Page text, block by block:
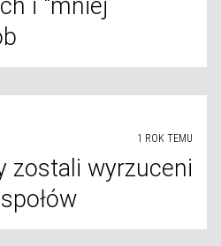
i "mniej
1 ROK TEMU
zostali wyrzuceni